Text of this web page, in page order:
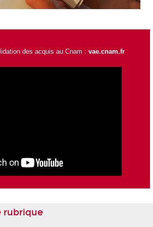
des acquis au Cnam : vae.cnam.fr
rubrique